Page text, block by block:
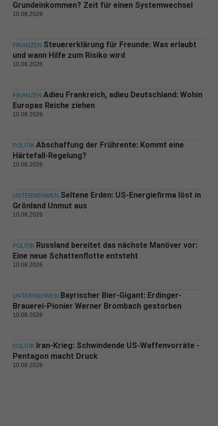
Grundeinkommen? Zeit für einen Systemwechsel
10.08.2026
FINANZEN Steuererklärung für Freunde: Was erlaubt
und wann Hilfe zum Risiko wird
10.08.2026
FINANZEN Adieu Frankreich, adieu Deutschland: Wohin
Europas Reiche ziehen
10.08.2026
POLITIK Abschaffung der Frührente: Kommt eine
Härtefall-Regelung?
10.08.2026
UNTERNEHMEN Seltene Erden: US-Energiefirma löst in
Grönland Unmut aus
10.08.2026
POLITIK Russland bereitet das nächste Manöver vor:
Eine neue Schattenflotte entsteht
10.08.2026
UNTERNEHMEN Bayrischer Bier-Gigant: Erdinger-
Brauerei-Pionier Werner Brombach gestorben
10.08.2026
POLITIK Iran-Krieg: Schwindende US-Waffenvorräte -
Pentagon macht Druck
10.08.2026